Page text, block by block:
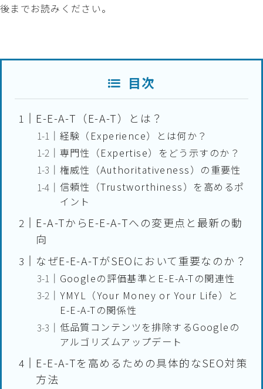
後までお読みください。
目次
E-E-A-T（E-A-T）とは？
経験（Experience）とは何か？
専門性（Expertise）をどう示すのか？
権威性（Authoritativeness）の重要性
信頼性（Trustworthiness）を高めるポ
イント
E-A-TからE-E-A-Tへの変更点と最新の動
向
なぜE-E-A-TがSEOにおいて重要なのか？
Googleの評価基準とE-E-A-Tの関連性
YMYL（Your Money or Your Life）と
E-E-A-Tの関係性
低品質コンテンツを排除するGoogleの
アルゴリズムアップデート
E-E-A-Tを高めるための具体的なSEO対策
方法